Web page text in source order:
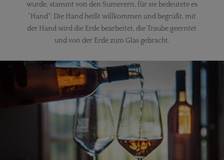
wurde, stammt von den Sumerern, für sie bedeutete es
“Hand“: Die Hand heißt willkommen und begrüßt, mit
der Hand wird die Erde bearbeitet, die Traube geerntet
und von der Erde zum Glas gebracht.